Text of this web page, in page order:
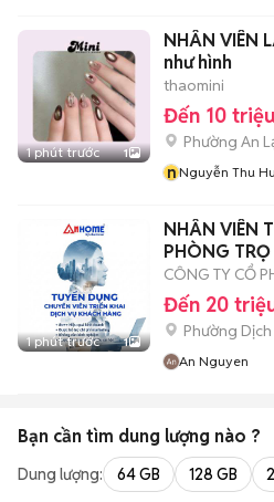
1 phút trước 1
NHÂN VIÊN
như hình
thaomini
Đến 10
Phường An
nNguyễn Thu
1 phút trước 1
NHÂN VIÊN
PHÒNG
CÔNG TY CỔ
Đến 20
Phường
An Nguyen
Bạn cần tìm dung lượng nào ?
Dung lượng: 64 GB 128 GB